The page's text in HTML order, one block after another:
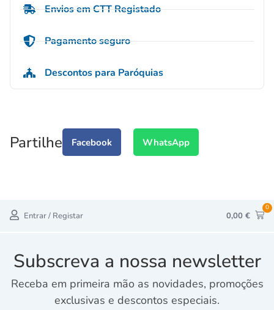
Envios em CTT Registado
Pagamento seguro
Descontos para Paróquias
Partilhe Facebook WhatsApp
Entrar / Registar 0,00 €
0
Subscreva a nossa newsletter
Receba em primeira mão as novidades, promoções
exclusivas e descontos especiais.